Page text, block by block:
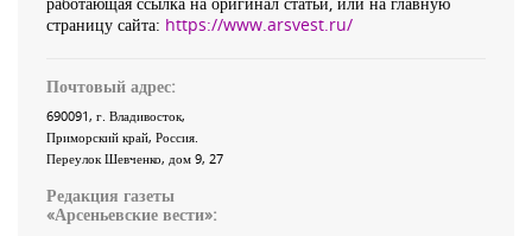
страницу сайта: https://www.arsvest.ru/
Почтовый адрес:
690091, г. Владивосток,
Приморский край, Россия
Переулок Шевченко, дом 9, 27
Редакция газеты
«Арсеньевские вести»: